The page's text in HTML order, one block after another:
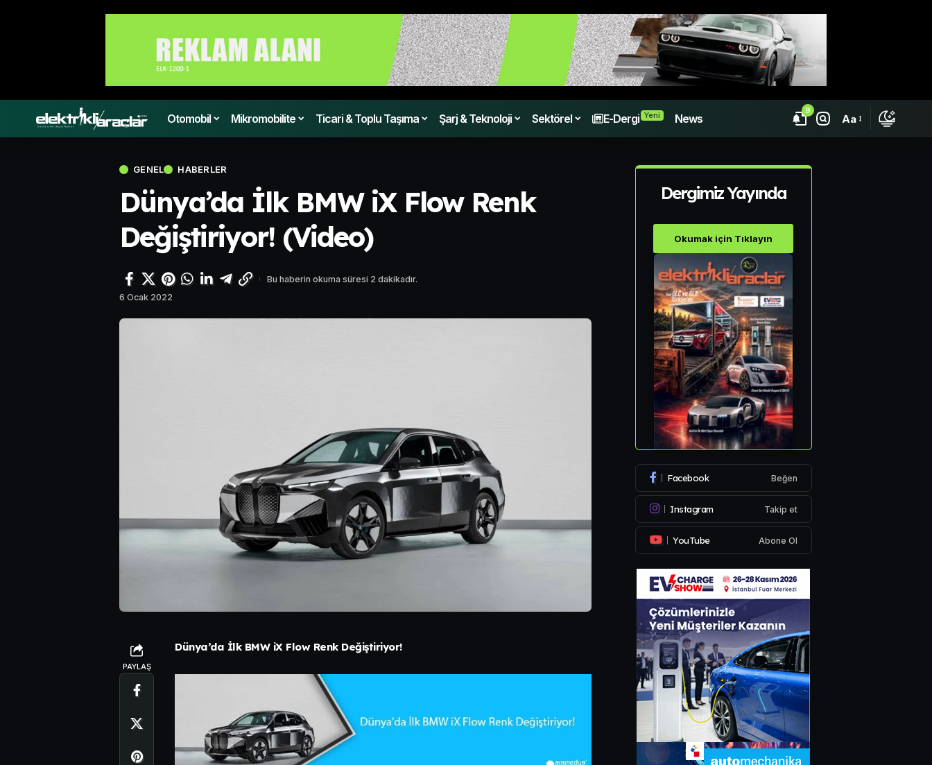
Otomobil Mikromobilite Ticari & Toplu Taşıma Şarj & Teknoloji Sektörel E-Dergi Yeni News
9
Aa
GENEL HABERLER
Dünya’da İlk BMW iX Flow Renk
Değiştiriyor! (Video)
6 Ocak 2022
Bu haberin okuma süresi 2 dakikadır.
PAYLAŞ
Dünya’da İlk BMW iX Flow Renk Değiştiriyor!
Dergimiz Yayında
Okumak için Tıklayın
Facebook Beğen
Instagram Takip et
YouTube Abone Ol